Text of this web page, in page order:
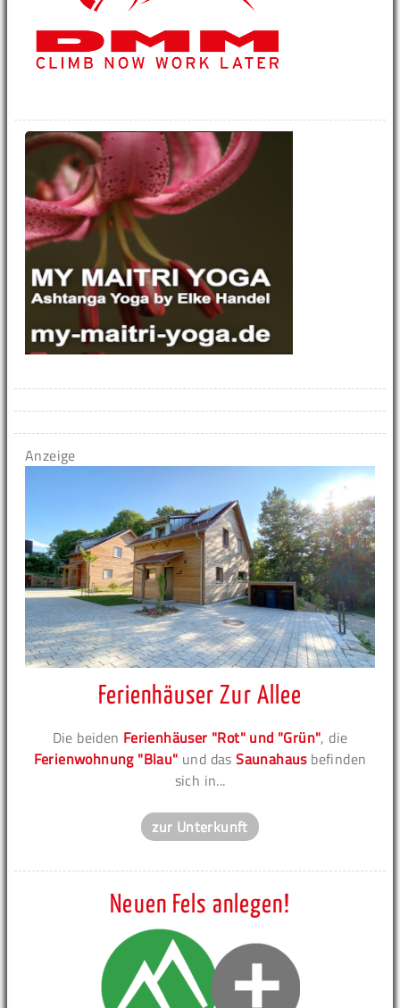
Anzeige
Ferienhäuser Zur Allee
Die beiden Ferienhäuser "Rot" und "Grün", die
Ferienwohnung "Blau" und dasSaunahausbefinden
sich in...
zur Unterkunft
Neuen Fels anlegen!